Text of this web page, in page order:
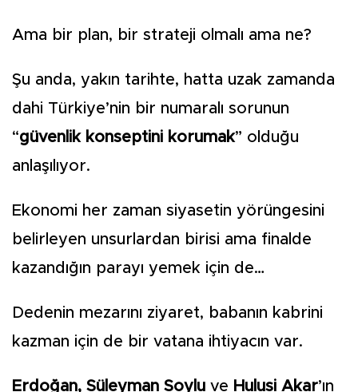
Ama bir plan, bir strateji olmalı ama ne?
Şu anda, yakın tarihte, hatta uzak zamanda
dahi Türkiye’nin bir numaralı sorunun
“güvenlik konseptini korumak” olduğu
anlaşılıyor.
Ekonomi her zaman siyasetin yörüngesini
belirleyen unsurlardan birisi ama finalde
kazandığın parayı yemek için de…
Dedenin mezarını ziyaret, babanın kabrini
kazman için de bir vatana ihtiyacın var.
Erdoğan, Süleyman Soylu ve Hulusi Akar’ın